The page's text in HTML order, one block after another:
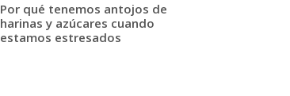
Por qué tenemos antojos de
harinas y azúcares cuando
estamos estresados